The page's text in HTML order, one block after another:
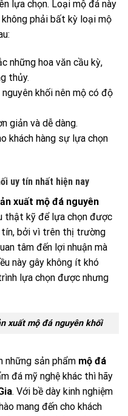
lựa chọn. Loại mộ đá này
phải bất kỳ loại mộ
những hoa văn cầu kỳ,
thủy.
khối nên mộ có độ
giản và dễ dàng.
khách hàng sự lựa chọn
uy tín nhất hiện nay
xuất mộ đá nguyên
thật kỹ để lựa chọn được
bởi vì trên thị trường
tâm đến lợi nhuận mà
này gây không ít khó
lựa chọn được nhưng
xuất mộ đá nguyên khối
những sản phẩm mộ đá
đá mỹ nghệ khác thì hãy
. Với bề dày kinh nghiệm
mang đến cho khách